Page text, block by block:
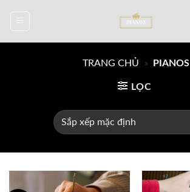
TRANG CHỦ » PIANOS
LỌC